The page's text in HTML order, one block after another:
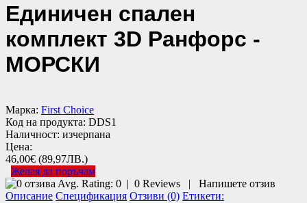
Единичен спален
комплект 3D Ранфорс -
МОРСКИ
Марка: First Choice
Код на продукта: DDS1
Наличност: изчерпана
Цена:
46,00€ (89,97ЛВ.)
Желая да поръчам
Avg. Rating: 0 | 0 Reviews | Напишете отзив
Описание Спецификация Отзиви (0) Етикети: